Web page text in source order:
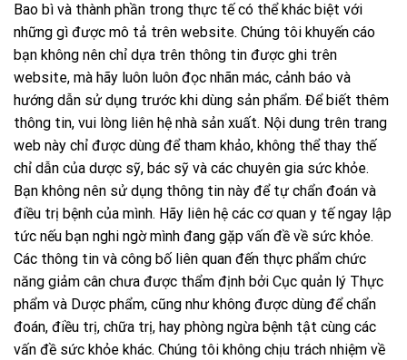
Bao bì và thành phần trong thực tế có thể khác biệt với
những gì được mô tả trên website. Chúng tôi khuyến cáo
bạn không nên chỉ dựa trên thông tin được ghi trên
website, mà hãy luôn luôn đọc nhãn mác, cảnh báo và
hướng dẫn sử dụng trước khi dùng sản phẩm. Để biết thêm
thông tin, vui lòng liên hệ nhà sản xuất. Nội dung trên trang
web này chỉ được dùng để tham khảo, không thể thay thế
chỉ dẫn của dược sỹ, bác sỹ và các chuyên gia sức khỏe.
Bạn không nên sử dụng thông tin này để tự chẩn đoán và
điều trị bệnh của mình. Hãy liên hệ các cơ quan y tế ngay lập
tức nếu bạn nghi ngờ mình đang gặp vấn đề về sức khỏe.
Các thông tin và công bố liên quan đến thực phẩm chức
năng giảm cân chưa được thẩm định bởi Cục quản lý Thực
phẩm và Dược phẩm, cũng như không được dùng để chẩn
đoán, điều trị, chữa trị, hay phòng ngừa bệnh tật cùng các
vấn đề sức khỏe khác. Chúng tôi không chịu trách nhiệm về